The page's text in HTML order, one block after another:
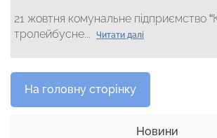
21 жовтня комунальне підприємство
тролейбусне...
Читати далі
На головну сторінку
Новини